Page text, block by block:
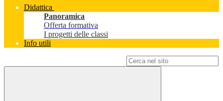
Didattica
Panoramica
Offerta formativa
I progetti delle classi
Info utili